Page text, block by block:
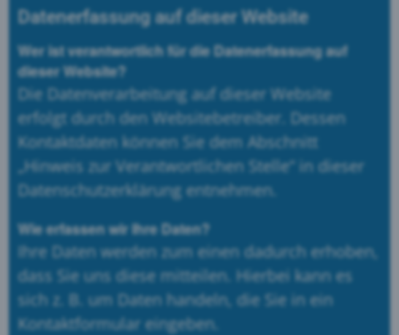
Datenerfassung auf dieser Website
Wer ist verantwortlich für die Datenerfassung auf
dieser Website?
Die Datenverarbeitung auf dieser Website
erfolgt durch den Websitebetreiber. Dessen
Kontaktdaten können Sie dem Abschnitt
„Hinweis zur Verantwortlichen Stelle“ in dieser
Datenschutzerklärung entnehmen.
Wie erfassen wir Ihre Daten?
Ihre Daten werden zum einen dadurch erhoben,
dass Sie uns diese mitteilen. Hierbei kann es
sich z. B. um Daten handeln, die Sie in ein
Kontaktformular eingeben.